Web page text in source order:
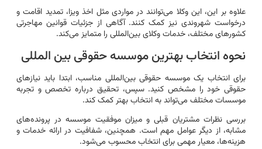
علاوه بر این، این وکلا می‌توانند در مواردی مثل اخذ ویزا، تمدید اقامت و
درخواست شهروندی نیز کمک کنند. آگاهی از جزئیات قوانین مهاجرتی
کشورهای مختلف، خدمات وکلای بین‌المللی را متمایز می‌کند.
نحوه انتخاب بهترین موسسه حقوقی بین المللی
برای انتخاب یک موسسه حقوقی بین‌المللی مناسب، ابتدا باید نیازهای
حقوقی خود را مشخص کنید. سپس، تحقیق درباره تخصص و تجربه
موسسات مختلف می‌تواند به انتخاب بهتر کمک کند.
بررسی نظرات مشتریان قبلی و میزان موفقیت موسسه در پرونده‌های
مشابه، از دیگر عوامل مهم است. همچنین، شفافیت در ارائه خدمات و
هزینه‌ها، معیار مهمی برای انتخاب محسوب می‌شود.